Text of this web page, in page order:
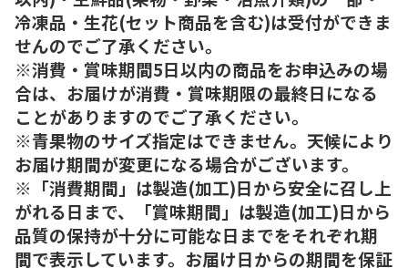
冷凍品・生花(セット商品を含む)は受付ができま
せんのでご了承ください。
※消費・賞味期間5日以内の商品をお申込みの場
合は、お届けが消費・賞味期限の最終日になる
ことがありますのでご了承ください。
※青果物のサイズ指定はできません。天候により
お届け期間が変更になる場合がございます。
※「消費期間」は製造(加工)日から安全に召し上
がれる日まで、「賞味期間」は製造(加工)日から
品質の保持が十分に可能な日までをそれぞれ期
間で表示しています。お届け日からの期間を保証